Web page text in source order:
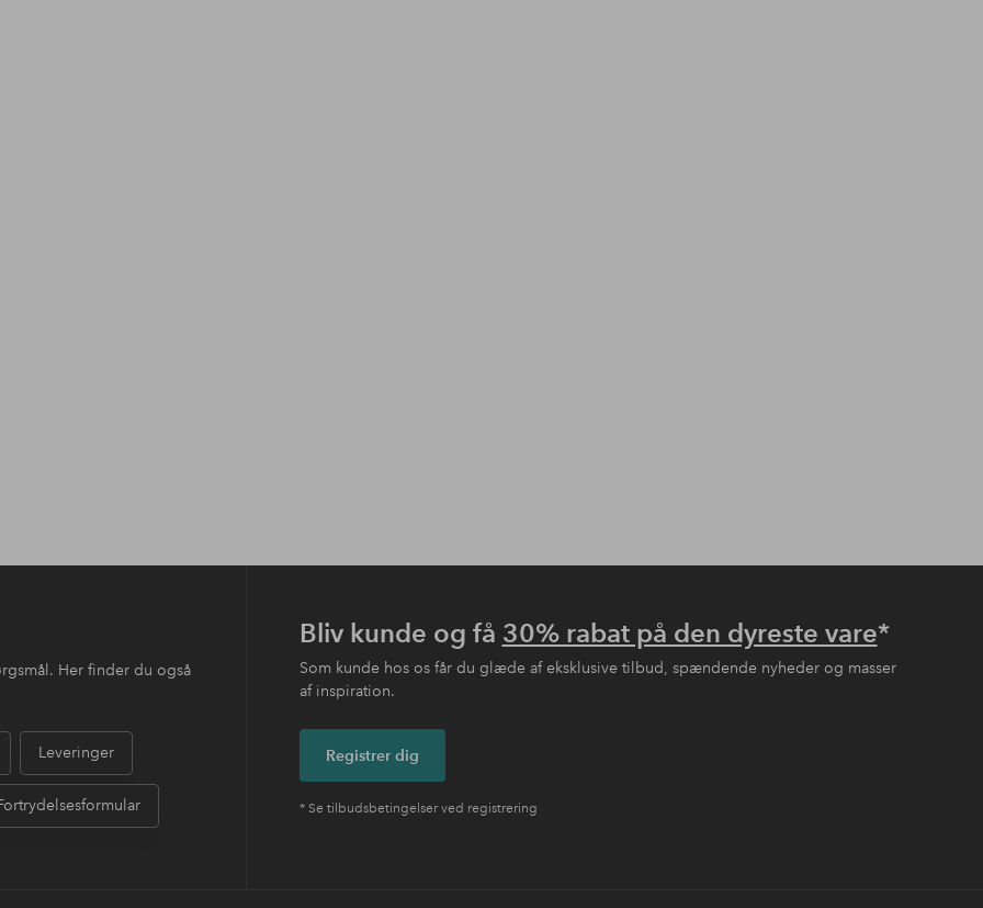
Her finder du også
Leveringer
Bliv kunde og få 30% rabat på den dyreste vare*
Som kunde hos os får du glæde af eksklusive tilbud, spændende nyheder og masser
af inspiration.
Registrer dig
* Se tilbudsbetingelser ved registrering